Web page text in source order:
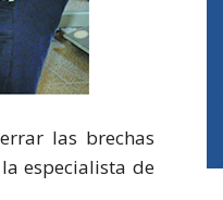
las brechas
especialista de